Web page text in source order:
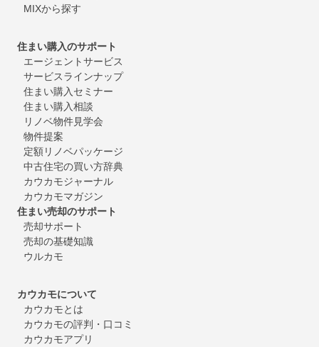
MIXから探す
住まい購入のサポート
エージェントサービス
サービスラインナップ
住まい購入セミナー
住まい購入相談
リノベ物件見学会
物件提案
定額リノベパッケージ
中古住宅の買い方辞典
カウカモジャーナル
カウカモマガジン
住まい売却のサポート
売却サポート
売却の基礎知識
ウルカモ
カウカモについて
カウカモとは
カウカモの評判・口コミ
カウカモアプリ